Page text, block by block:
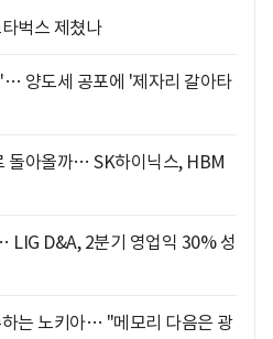
벅스 제쳤나
양도세 공포에 '제자리 갈아타
돌아올까… SK하이닉스, HBM
D&A, 2분기 영업익 30% 성
는 노키아… "메모리 다음은 광